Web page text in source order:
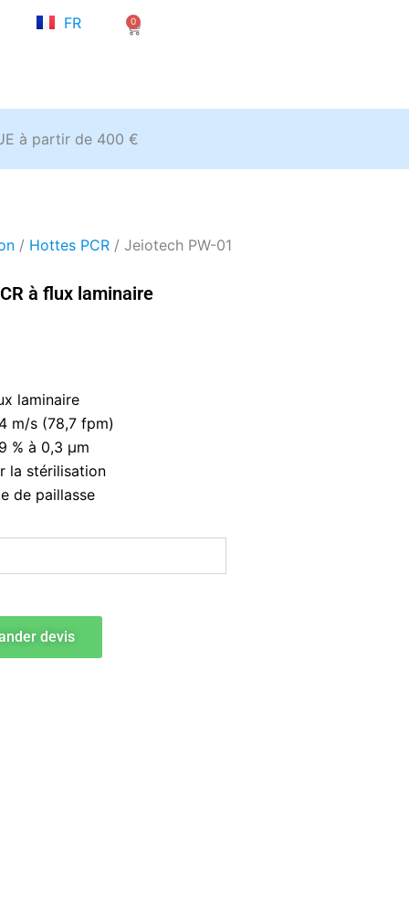
FR
EN
0
Panier
à partir de 400 €
/ Hottes PCR / Jeiotech PW-01
à flux laminaire
laminaire
m/s (78,7 fpm)
% à 0,3 μm
la stérilisation
de paillasse
devis